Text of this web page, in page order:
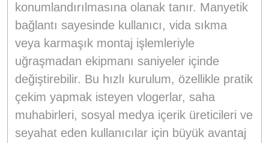
konumlandırılmasına olanak tanır. Manyetik
bağlantı sayesinde kullanıcı, vida sıkma
veya karmaşık montaj işlemleriyle
uğraşmadan ekipmanı saniyeler içinde
değiştirebilir. Bu hızlı kurulum, özellikle pratik
çekim yapmak isteyen vlogerlar, saha
muhabirleri, sosyal medya içerik üreticileri ve
seyahat eden kullanıcılar için büyük avantaj